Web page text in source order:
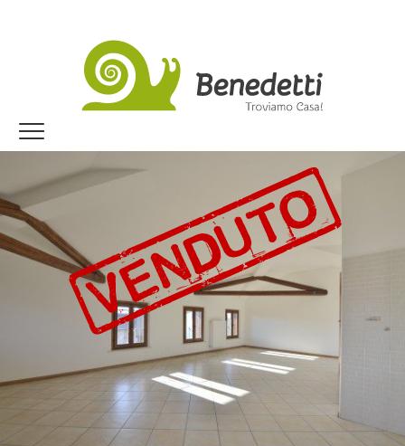
Home
I nostri immobili
Dicono di noi
Vendi con noi
Lavora con noi
Trova il tuo immobile!
COSA